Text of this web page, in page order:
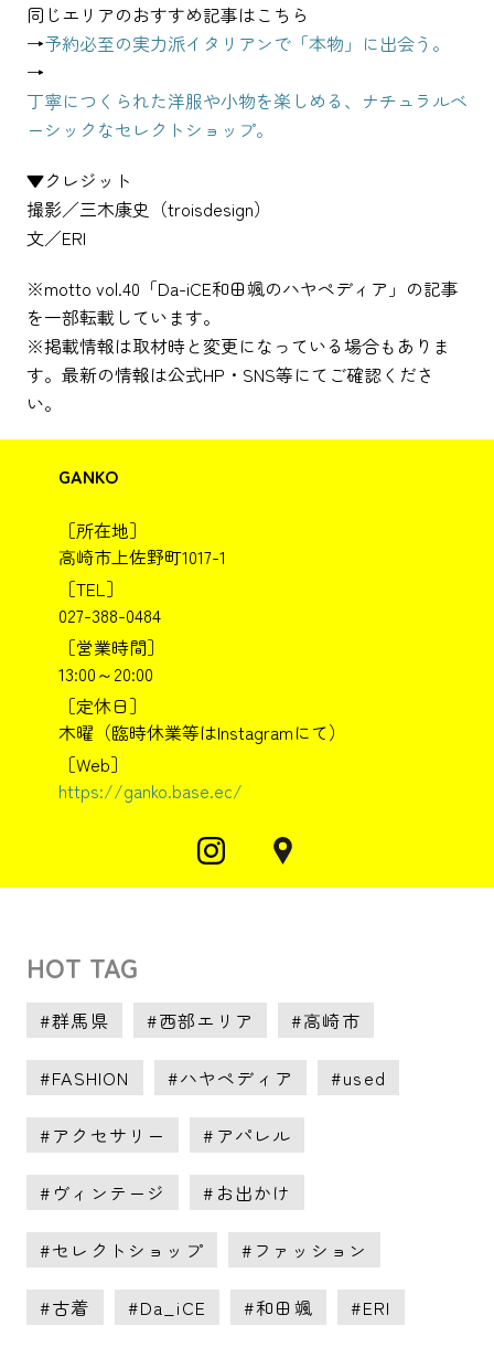
同じエリアのおすすめ記事はこちら
→予約必至の実力派イタリアンで「本物」に出会う。
→
丁寧につくられた洋服や小物を楽しめる、ナチュラルベ
ーシックなセレクトショップ。
▼クレジット
撮影／三木康史（troisdesign）
文／ERI
※motto vol.40「Da-iCE和田颯のハヤペディア」の記事
を一部転載しています。
※掲載情報は取材時と変更になっている場合もありま
す。最新の情報は公式HP・SNS等にてご確認くださ
い。
GANKO
［所在地］
高崎市上佐野町1017-1
［TEL］
027-388-0484
［営業時間］
13:00～20:00
［定休日］
木曜（臨時休業等はInstagramにて）
［Web］
https://ganko.base.ec/
HOT TAG
群馬県 西部エリア 高崎市
FASHION ハヤペディア used
アクセサリー アパレル
ヴィンテージ お出かけ
セレクトショップ ファッション
古着 Da_iCE 和田颯 ERI